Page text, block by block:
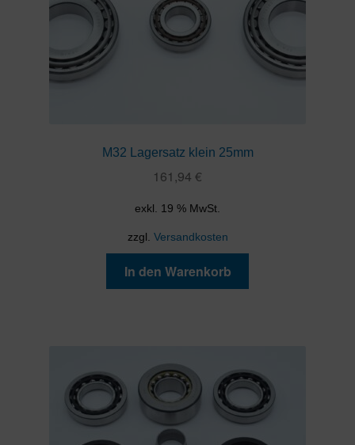
M32 Lagersatz klein 25mm
161,94 €
exkl. 19 % MwSt.
zzgl. Versandkosten
In den Warenkorb